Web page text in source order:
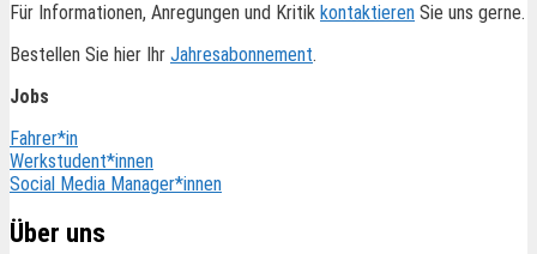
Für Informationen, Anregungen und Kritik kontaktieren Sie uns gerne.
Bestellen Sie hier Ihr Jahresabonnement.
Jobs
Fahrer*in
Werkstudent*innen
Social Media Manager*innen
Über uns